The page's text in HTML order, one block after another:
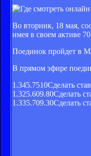
Во вторник, 18 мая,
имея в своем активе
Поединок пройдет в
В прямом эфире
1.345.7510Сделать
1.325.609.80Сделать
1.335.709.30Сделать